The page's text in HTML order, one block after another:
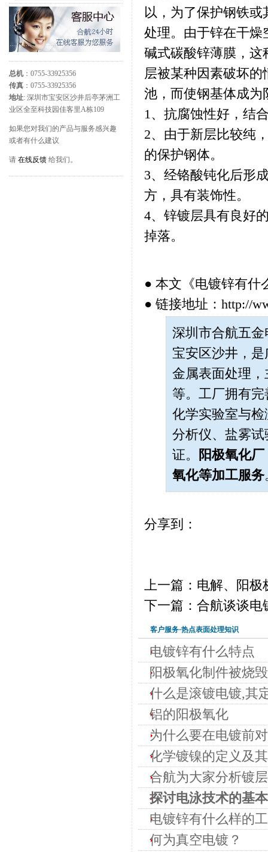
总机 ：0755-33925356
传真 ：0755-33925356
地址: 深圳市宝安区沙井后亭茅洲工
业区全至科技园佳客里A栋109
如果您对我们的产品与服务感兴趣
或者有什么建议
请 在线反馈 给我们。
以，为了保护钢铁
处理。由于锌在干燥
碱式碳酸锌薄膜，这
层被某种因素破坏
池，而使钢基体成为
1、抗腐蚀性好，结
2、由于新层比较纯
的保护钢体。
3、经铬酸钝化后形
方，具有装饰性。
4、锌镀层具有良好
掉落。
● 本文《电镀锌有什
● 链接地址：http://
深圳市合航五金
宝安区沙井，
金属表面处理
等。工厂拥有
化学实验室与检
分析仪、盐雾
证。
阳极氧化厂
氧化等加工服务
分享到：
上一篇：电解、阳
下一篇：合航谈谈电
客户服务·热点表面处理知识
电镀锌有什么特点
阳极氧化制件被烧
什么是滚镀电镀,其
铝的阳极氧化
为什么要在电镀前
化学镀镍的定义及
合航为大家分析镀
探讨电泳技术的基
电镀锌有什么样的
何为真空电镀？